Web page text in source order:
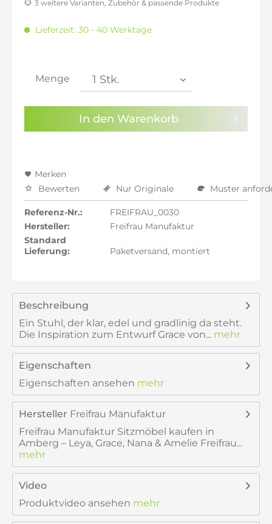
Sie haben dieDatenschutzbestimmungen
Kenntnis genommen.
inkl. 16% MwSt.: 1.684,44 €
inkl. 21% MwSt.: 1.757,04 €
3 weitere Varianten, Zubehör & passende Produkte
Lieferzeit: 30 - 40 Werktage
Menge
In den Warenkorb
Merken
Bewerten
Nur Originale Muster
Referenz-Nr.:
FREIFRAU_0030
Hersteller:
Freifrau Manufaktur
Standard
Lieferung:
Paketversand, montiert
Beschreibung
Ein Stuhl, der klar, edel und gradlinig da steht.
Die Inspiration zum Entwurf Grace von... mehr
Eigenschaften
Eigenschaften ansehen mehr
Hersteller Freifrau Manufaktur
Freifrau Manufaktur Sitzmöbel kaufen in
Amberg – Leya, Grace, Nana & Amelie Freifrau...
mehr
Video
Produktvideo ansehen mehr